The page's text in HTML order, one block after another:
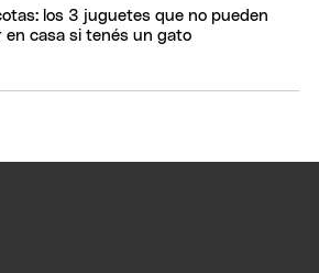
los 3 juguetes que no pueden
en casa si tenés un gato